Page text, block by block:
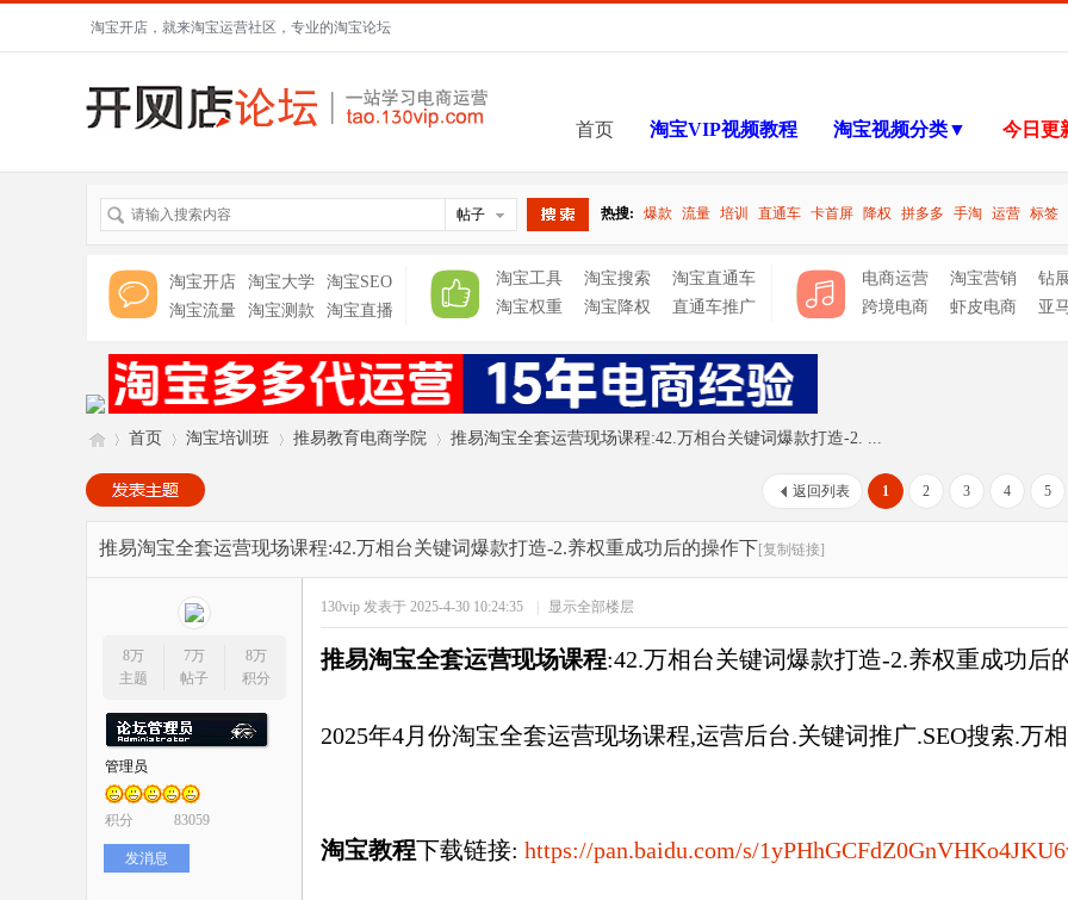
淘宝开店，就来淘宝运营社区，专业的淘宝论坛
首页 淘宝VIP视频教程 淘宝视频分类▼ 今日
帖子 热搜: 爆款 流量 培训 直通车 卡首屏 降权 拼多多 手淘 运营 标签
淘宝开店 淘宝大学
淘宝SEO
淘宝流量
淘宝测款 淘宝直播
淘宝工具 淘宝搜索
淘宝直通车
淘宝权重
淘宝降权 直通车推广
电商运营 淘宝营销
钻
跨境电商
虾皮电商 亚
开»
首页
›
淘宝培训班
›
推易教育电商学院
›
推易淘宝全套运营现场课程:42.万相台关键词爆款打造-2. ...
1 2 3 4 5
返回列表
推易淘宝全套运营现场课程:42.万相台关键词爆款打造-2.养权重成功后的操作下[复制链接]
8万
主题
7万
帖子
8万
积分
管理员
积分 83059
发消息
130vip 发表于 2025-4-30 10:24:35 | 显示全部楼层
推易淘宝全套运营现场课程:42.万相台关键词爆款打造-2.养权重成功后
2025年4月份淘宝全套运营现场课程,运营后台.关键词推广.SEO搜索.万
淘宝教程下载链接: https://pan.baidu.com/s/